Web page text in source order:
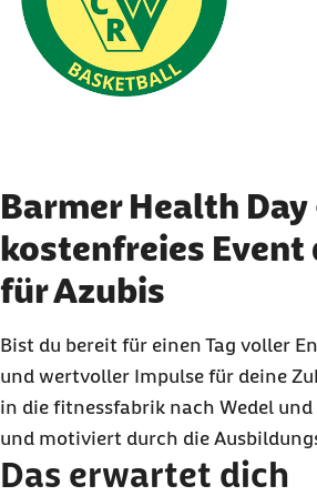
Barmer Health Day
kostenfreies Event
für Azubis
Bist du bereit für einen Tag voller
und wertvoller Impulse für deine
in die fitnessfabrik nach Wedel
und motiviert durch die
Das erwartet dich